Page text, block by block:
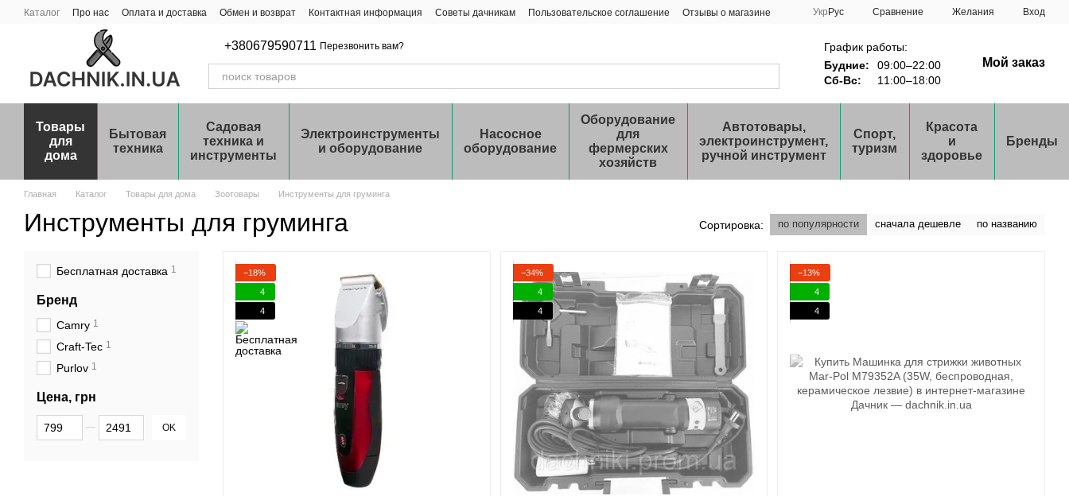
Перейти к основному контенту
Каталог Про нас Оплата и доставка Обмен и возврат Контактная информация Советы дачникам Пользовательское соглашение Отзывы о магазине Укр Рус Сравнение Желания Вход
+380679590711 Перезвонить вам?
График работы:
Будние:
09:00–22:00
Сб-Вс:
11:00–18:00
Мой заказ
Товары
для
дома
Бытовая
техника
Садовая
техника и
инструменты
Электроинструменты
и оборудование
Насосное
оборудование
Оборудование
для
фермерских
хозяйств
Автотовары,
электроинструмент,
ручной инструмент
Спорт,
туризм
Красота
и
здоровье
Бренды
Главная Каталог Товары для дома Зоотовары Инструменты для груминга
Инструменты для груминга Сортировка: по популярности сначала дешевле по названию
−18%
4
4
−34%
4
4
−13%
4
4
Бесплатная доставка 1
Бренд
Camry 1
Craft-Tec 1
Purlov 1
Цена, грн
От Цена, грн
До Цена, грн OK